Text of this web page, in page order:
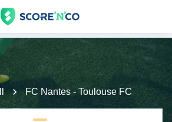
FC Nantes - Toulouse FC